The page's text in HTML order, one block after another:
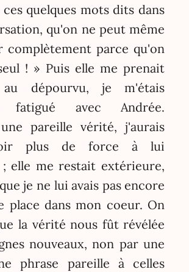
quelques mots dits dans
qu'on ne peut même
complètement parce qu'on
! » Puis elle me prenait
au dépourvu, je m'étais
fatigué avec Andrée.
pareille vérité, j'aurais
plus de force à lui
elle me restait extérieure,
je ne lui avais pas encore
place dans mon coeur. On
la vérité nous fût révélée
nouveaux, non par une
phrase pareille à celles